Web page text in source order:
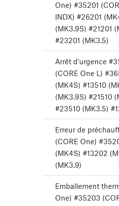
One) #35201
INDX) #26201
(MK3.9S) #21201
#23201 (MK3.5)
Arrêt d'urgence
(CORE One L)
(MK4S) #13510
(MK3.9S) #21510
#23510 (MK3.5)
Erreur de
(CORE One)
(MK4S) #13202
(MK3.9)
Emballement
One) #35203